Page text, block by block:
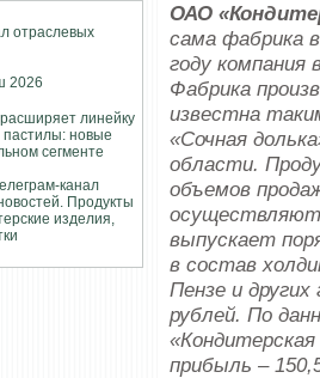
ОАО
сама фабрика
году компания
Фабрика
известна
«Сочная
области.
объемов
выпускает
в состав
Пензе и
рублей. По
прибыль –